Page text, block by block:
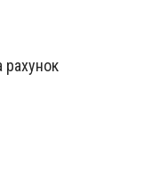
рахунок